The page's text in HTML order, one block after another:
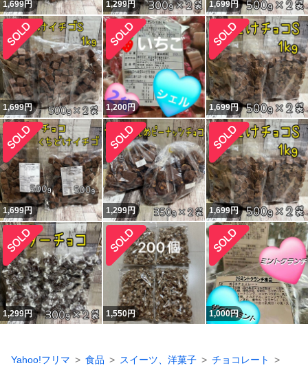
1,699円 1,299円 1,699円
1,699円 1,200円 1,699円
1,699円 1,299円 1,699円
1,299円 1,550円 1,000円
Yahoo!フリマ 食品 スイーツ、洋菓子
チョコレート